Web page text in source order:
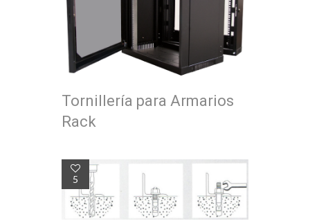
Tornillería para Armarios
Rack
5